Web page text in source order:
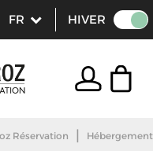
HIVER
Réservation |